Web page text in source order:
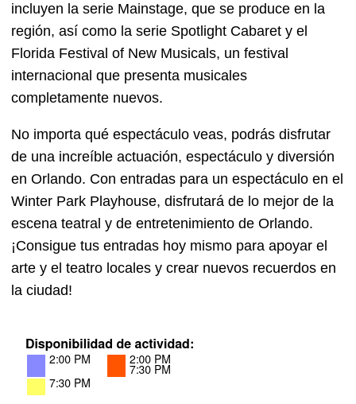
incluyen la serie Mainstage, que se produce en la
región, así como la serie Spotlight Cabaret y el
Florida Festival of New Musicals, un festival
internacional que presenta musicales
completamente nuevos.
No importa qué espectáculo veas, podrás disfrutar
de una increíble actuación, espectáculo y diversión
en Orlando. Con entradas para un espectáculo en el
Winter Park Playhouse, disfrutará de lo mejor de la
escena teatral y de entretenimiento de Orlando.
¡Consigue tus entradas hoy mismo para apoyar el
arte y el teatro locales y crear nuevos recuerdos en
la ciudad!